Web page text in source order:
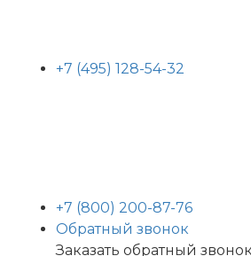
+7 (495) 128-54-32
+7 (800) 200-87-76
Обратный звонок
Заказать обратный звонок